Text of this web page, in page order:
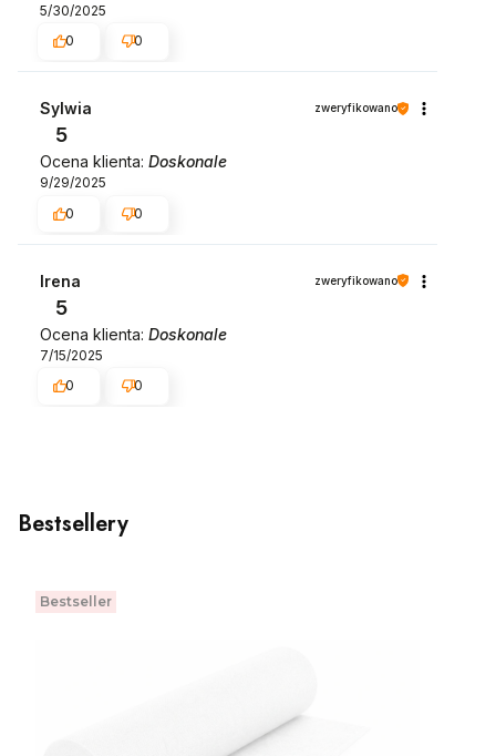
5/30/2025
0
0
Sylwia zweryfikowano
5
Ocena klienta: Doskonale
9/29/2025
0
0
Irena zweryfikowano
5
Ocena klienta: Doskonale
7/15/2025
0
0
Bestsellery
Bestseller